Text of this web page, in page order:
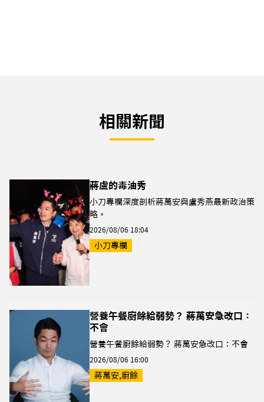
相關新聞
蔣盧的毒油秀
小刀專欄深度剖析蔣萬安與盧秀燕最新政治策
略。
2026/08/06 18:04
小刀專欄
營養午餐廚餘給弱勢？ 蔣萬安急改口：
不會
營養午餐廚餘給弱勢？ 蔣萬安急改口：不會
2026/08/06 16:00
蔣萬安,廚餘